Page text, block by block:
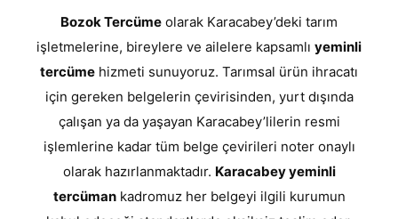
Bozok Tercüme olarak Karacabey’deki tarım
işletmelerine, bireylere ve ailelere kapsamlı yeminli
tercüme hizmeti sunuyoruz. Tarımsal ürün ihracatı
için gereken belgelerin çevirisinden, yurt dışında
çalışan ya da yaşayan Karacabey’lilerin resmi
işlemlerine kadar tüm belge çevirileri noter onaylı
olarak hazırlanmaktadır. Karacabey yeminli
tercümankadromuz her belgeyi ilgili kurumun